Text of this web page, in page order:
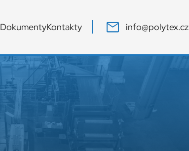
DokumentyKontakty info@polytex.cz